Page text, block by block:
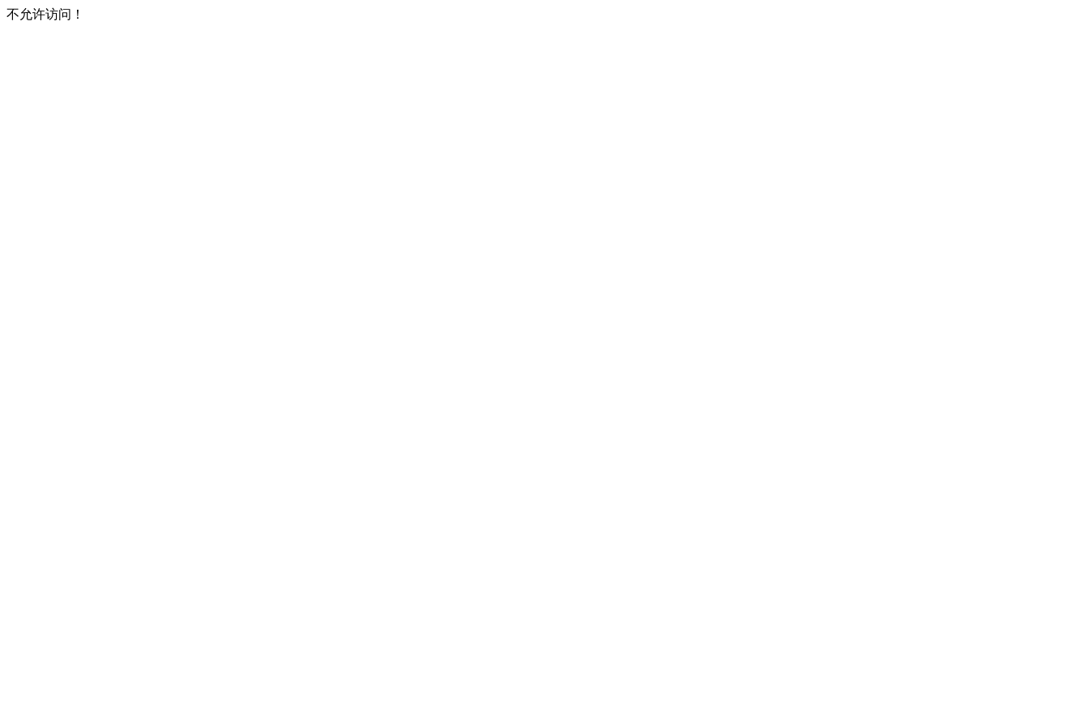
不允许访问！